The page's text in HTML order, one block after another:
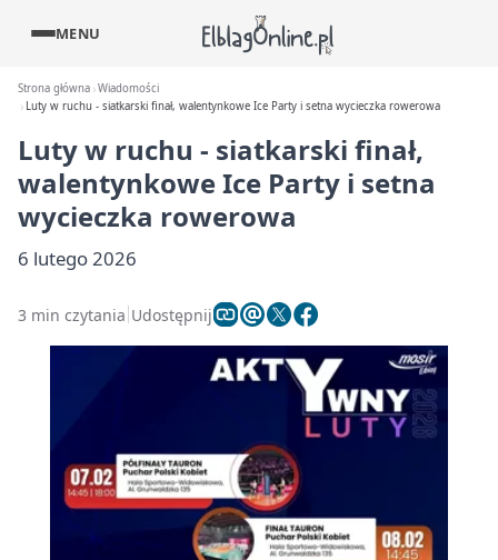
MENU
Strona główna Wiadomości
Luty w ruchu - siatkarski finał, walentynkowe Ice Party i setna wycieczka rowerowa
Luty w ruchu - siatkarski finał,
walentynkowe Ice Party i setna
wycieczka rowerowa
6 lutego 2026
3 min czytania Udostępnij